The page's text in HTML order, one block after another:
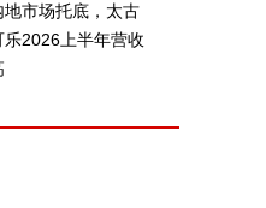
地市场托底，太古
乐2026上半年营收